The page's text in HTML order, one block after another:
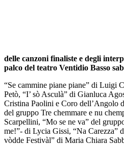
delle canzoni finaliste e degli
palco del teatro Ventidio Basso
“Se cammine piane piane” di Luigi
Petò, “I’ sò Asculà” di Gianluca
Cristina Paolini e Coro dell’Angolo
del gruppo Tre chemmare e nu
Scarpellini, “Mo se ne va” del
me!”- di Lycia Gissi, “Na Carezza”
vòdde Festivàl” di Maria Chiara